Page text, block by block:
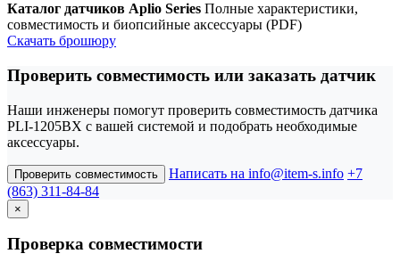
Каталог датчиков Aplio Series Полные характеристики,
совместимость и биопсийные аксессуары (PDF)
Скачать брошюру
Проверить совместимость или заказать датчик
Наши инженеры помогут проверить совместимость датчика
PLI-1205BX с вашей системой и подобрать необходимые
аксессуары.
Проверить совместимость Написать на info@item-s.info +7
(863) 311-84-84
×
Проверка совместимости